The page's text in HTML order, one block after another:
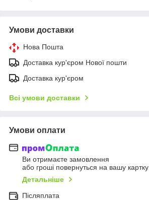
Умови доставки
Нова Пошта
Доставка кур'єром Нової пошти
Доставка кур'єром
Всі умови доставки
Умови оплати
Ви отримаєте замовлення
або гроші повернуться на вашу картку
Детальніше
Післяплата